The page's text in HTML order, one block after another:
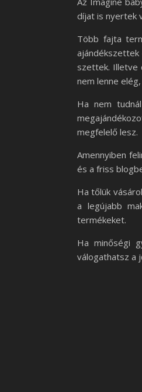
díjat is nyertek
Több fajta
ajándékszettek
szettek. Illetve
nem lenne
Ha nem
megfelelő lesz.
Amennyiben
és a friss
Ha tőlük
a legújabb
termékeket.
Ha minőségi
válogathatsz a